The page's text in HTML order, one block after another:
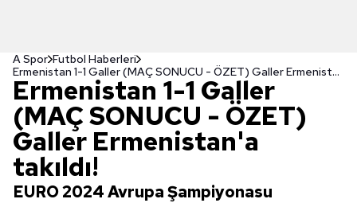
A Spor Futbol Haberleri
Ermenistan 1-1 Galler (MAÇ SONUCU - ÖZET) Galler Ermenistan'a takıldı!
Ermenistan 1-1 Galler
(MAÇ SONUCU - ÖZET)
Galler Ermenistan'a
takıldı!
EURO 2024 Avrupa Şampiyonasu